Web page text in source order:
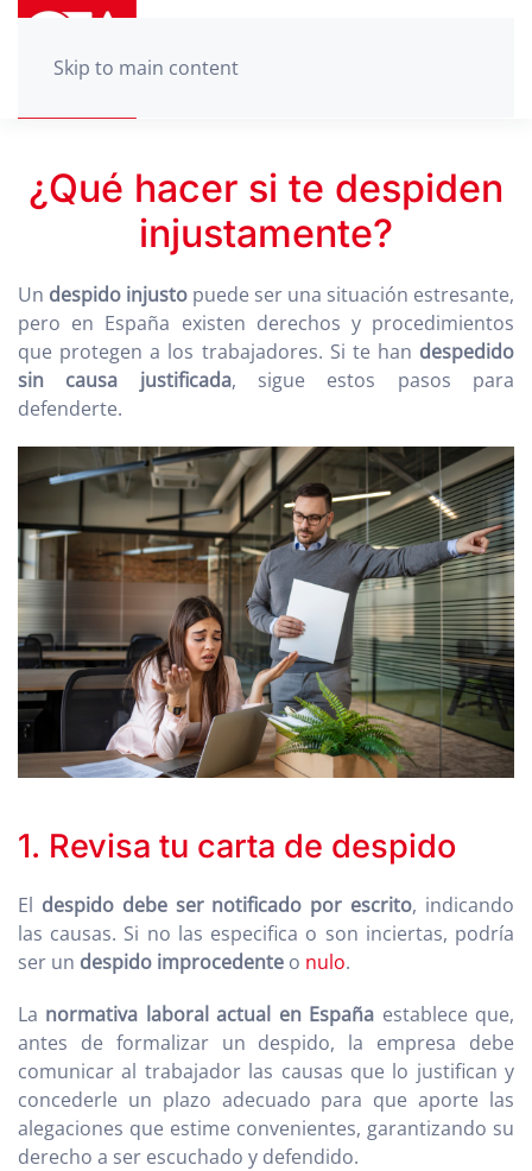
Skip to main content
¿Qué hacer si te despiden
injustamente?
Un despido injusto puede ser una situación estresante,
pero en España existen derechos y procedimientos
que protegen a los trabajadores. Si te han despedido
sin causa justificada, sigue estos pasos para
defenderte.
1. Revisa tu carta de despido
El despido debe ser notificado por escrito, indicando
las causas. Si no las especifica o son inciertas, podría
ser un despido improcedente o nulo.
La normativa laboral actual en España establece que,
antes de formalizar un despido, la empresa debe
comunicar al trabajador las causas que lo justifican y
concederle un plazo adecuado para que aporte las
alegaciones que estime convenientes, garantizando su
derecho a ser escuchado y defendido.